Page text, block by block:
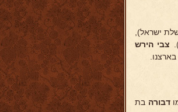
ישראל),
צבי הירש
דבורה בת